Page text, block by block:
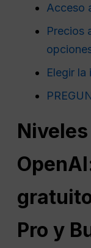
Acceso
Precios
Elegir la
Pro y